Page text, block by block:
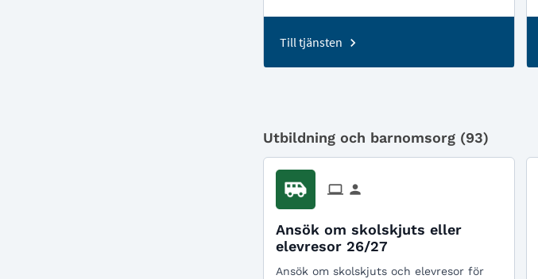
Till tjänsten
Utbildning och barnomsorg (93)
Ansök om skolskjuts eller
elevresor 26/27
Ansök om skolskjuts och elevresor för